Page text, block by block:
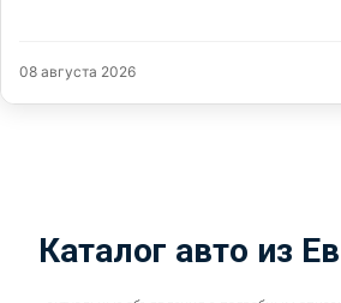
08 августа 2026
Каталог авто из